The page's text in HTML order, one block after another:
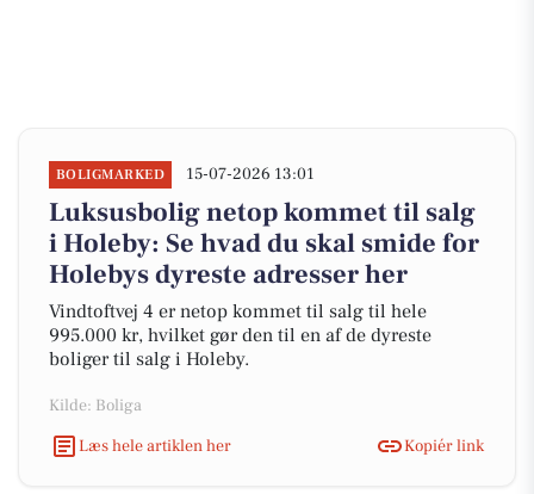
BOLIGMARKED 15-07-2026 13:01
Luksusbolig netop kommet til salg
i Holeby: Se hvad du skal smide for
Holebys dyreste adresser her
Vindtoftvej 4 er netop kommet til salg til hele
995.000 kr, hvilket gør den til en af de dyreste
boliger til salg i Holeby.
Kilde: Boliga
Læs hele artiklen her
Kopiér link